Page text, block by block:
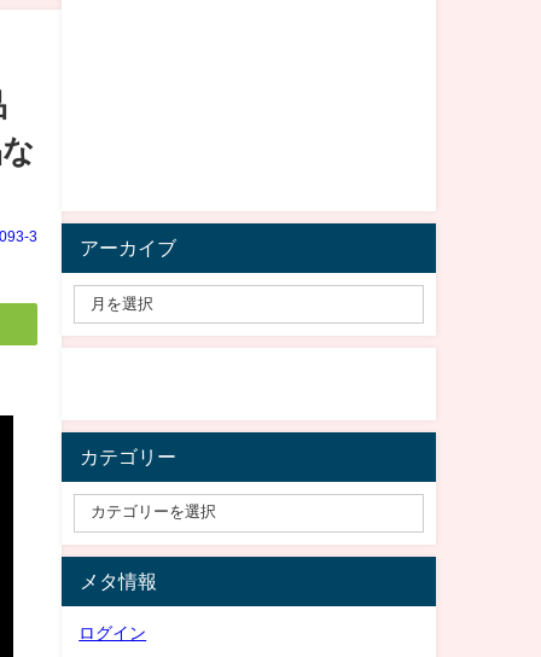
3
アーカイブ
カテゴリー
メタ情報
ログイン